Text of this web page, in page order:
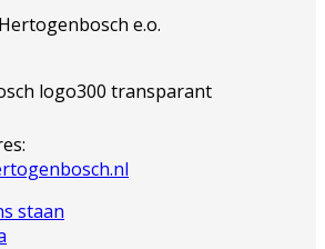
e.o.
staan